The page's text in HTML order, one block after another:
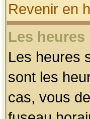
Revenir en
Les
Les heures
sont les
cas, vous